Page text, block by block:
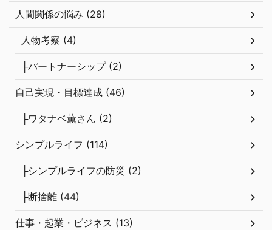
人物考察 (4)
├パートナーシップ (2)
自己実現・目標達成 (46)
├ワタナベ薫さん (2)
シンプルライフ (114)
├シンプルライフの防災 (2)
├断捨離 (44)
仕事・起業・ビジネス (13)
├カウンセリング募集 (4)